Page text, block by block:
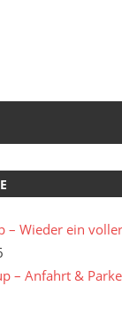
– Wieder ein voller
– Anfahrt &